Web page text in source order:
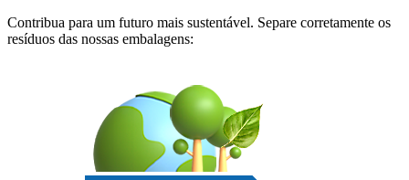
Contribua para um futuro mais sustentável. Separe corretamente os
resíduos das nossas embalagens: